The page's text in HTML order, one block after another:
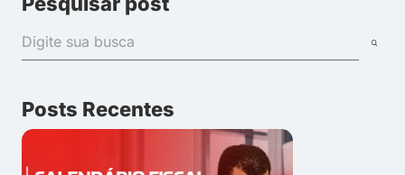
Posts Recentes